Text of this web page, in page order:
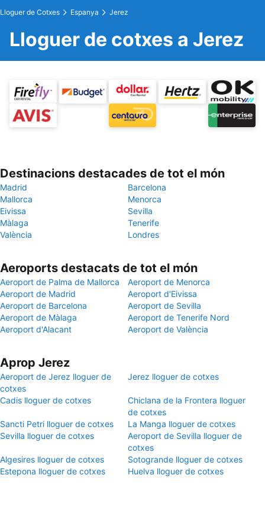
Lloguer de Cotxes Espanya Jerez
Lloguer de cotxes a Jerez
Destinacions destacades de tot el món
Madrid
Barcelona
Mallorca
Menorca
Eivissa
Sevilla
Màlaga
Tenerife
València
Londres
Aeroports destacats de tot el món
Aeroport de Palma de Mallorca
Aeroport de Menorca
Aeroport de Madrid
Aeroport d'Eivissa
Aeroport de Barcelona
Aeroport de Sevilla
Aeroport de Màlaga
Aeroport de Tenerife Nord
Aeroport d'Alacant
Aeroport de València
Aprop Jerez
Aeroport de Jerez lloguer de
cotxes
Jerez lloguer de cotxes
Cadis lloguer de cotxes
Chiclana de la Frontera lloguer
de cotxes
Sancti Petri lloguer de cotxes
La Manga lloguer de cotxes
Sevilla lloguer de cotxes
Aeroport de Sevilla lloguer de
cotxes
Algesires lloguer de cotxes
Sotogrande lloguer de cotxes
Estepona lloguer de cotxes
Huelva lloguer de cotxes